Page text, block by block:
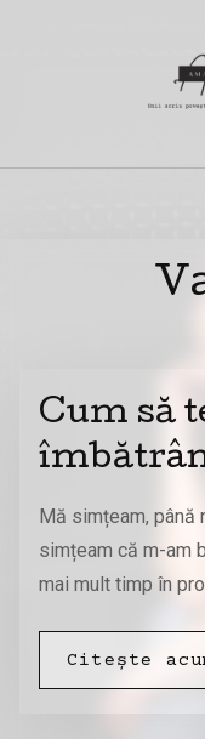
Cum să
Mă simțeam, până
simțeam că m-am
mai mult timp în
Citește